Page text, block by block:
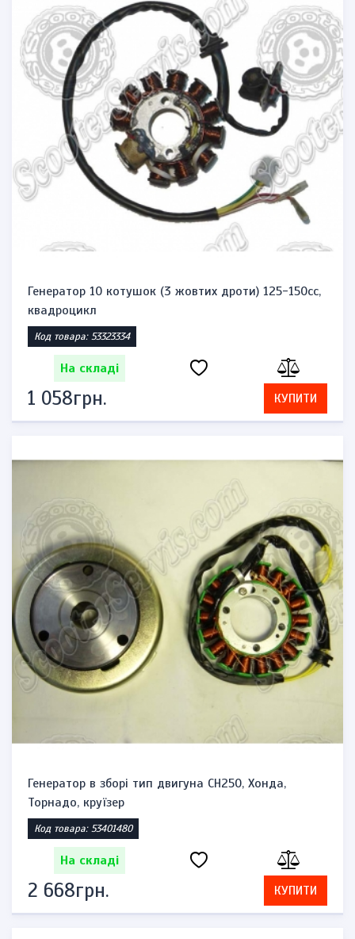
Генератор 10 котушок (3 жовтих дроти) 125-150сс,
квадроцикл
Код товара: 53323334
На складі
1 058грн. КУПИТИ
Генератор в зборі тип двигуна CH250, Хонда,
Торнадо, круїзер
Код товара: 53401480
На складі
2 668грн. КУПИТИ